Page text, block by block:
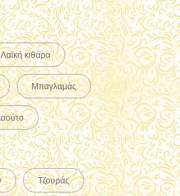
Λαϊκή κιθάρα
Μπαγλαμάς
Τζουράς